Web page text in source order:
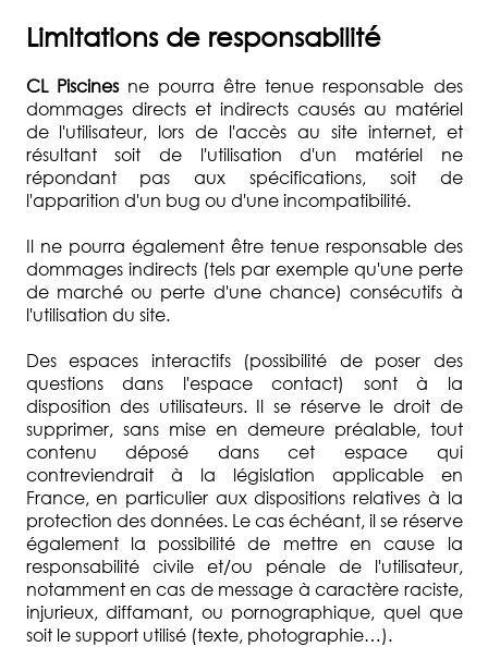
Limitations de responsabilité
CL Piscinesne pourra être tenue responsable des
dommages directs et indirects causés au matériel
de l'utilisateur, lors de l'accès au site internet, et
résultant soit de l'utilisation d'un matériel ne
répondant pas aux spécifications, soit de
l'apparition d'un bug ou d'une incompatibilité.
Il ne pourra également être tenue responsable des
dommages indirects (tels par exemple qu'une perte
de marché ou perte d'une chance) consécutifs à
l'utilisation du site.
Des espaces interactifs (possibilité de poser des
questions dans l'espace contact) sont à la
disposition des utilisateurs. Il se réserve le droit de
supprimer, sans mise en demeure préalable, tout
contenu déposé dans cet espace qui
contreviendrait à la législation applicable en
France, en particulier aux dispositions relatives à la
protection des données. Le cas échéant, il se réserve
également la possibilité de mettre en cause la
responsabilité civile et/ou pénale de l'utilisateur,
notamment en cas de message à caractère raciste,
injurieux, diffamant, ou pornographique, quel que
soit le support utilisé (texte, photographie…).